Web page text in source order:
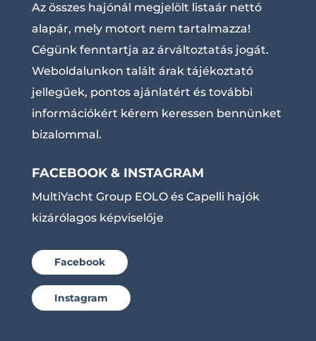
Az összes hajónál megjelölt listaár nettó
alapár, mely motort nem tartalmazza!
Cégünk fenntartja az árváltoztatás jogát.
Weboldalunkon talált árak tájékoztató
jellegűek, pontos ajánlatért és további
információkért kérem keressen bennünket
bizalommal.
FACEBOOK & INSTAGRAM
MultiYacht Group EOLO és Capelli hajók
kizárólagos képviselője
Facebook
Instagram